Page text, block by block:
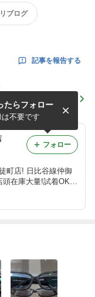
リブログ
記事を報告する
シルエット カラー
換
町店! 日比谷線仲御
在庫大量!試着OK!
ンドから3980円の
能！
たらフォロー
不要です
フォロー